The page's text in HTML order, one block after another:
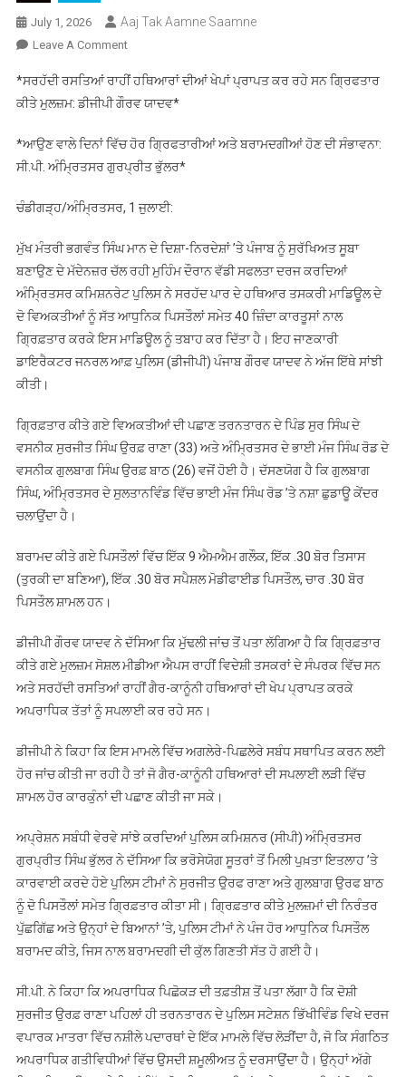
July 1, 2026 Aaj Tak Aamne Saamne
Leave A CommentOn
ਛੁਡਾਊ
ਕੇਂਦਰ
ਮਾਲਕ
ਸਮੇਤ
ਵਿਅਕਤੀ
ਆਧੁਨਿਕ
ਪਿਸਤੌਲਾਂ
ਨਾਲ
ਗ੍ਰਿਫਤਾਰ*
*ਸਰਹੱਦੀ ਰਸਤਿਆਂ ਰਾਹੀਂ ਹਥਿਆਰਾਂ ਦੀਆਂ ਖੇਪਾਂ ਪ੍ਰਾਪਤ ਕਰ ਰਹੇ ਸਨ ਗ੍ਰਿਫਤਾਰ
ਕੀਤੇ ਮੁਲਜ਼ਮ: ਡੀਜੀਪੀ ਗੌਰਵ ਯਾਦਵ*
*ਆਉਣ ਵਾਲੇ ਦਿਨਾਂ ਵਿੱਚ ਹੋਰ ਗ੍ਰਿਫਤਾਰੀਆਂ ਅਤੇ ਬਰਾਮਦਗੀਆਂ ਹੋਣ ਦੀ ਸੰਭਾਵਨਾ:
ਸੀ.ਪੀ. ਅੰਮ੍ਰਿਤਸਰ ਗੁਰਪ੍ਰੀਤ ਭੁੱਲਰ*
ਚੰਡੀਗੜ੍ਹ/ਅੰਮ੍ਰਿਤਸਰ, 1 ਜੁਲਾਈ:
ਮੁੱਖ ਮੰਤਰੀ ਭਗਵੰਤ ਸਿੰਘ ਮਾਨ ਦੇ ਦਿਸ਼ਾ-ਨਿਰਦੇਸ਼ਾਂ ’ਤੇ ਪੰਜਾਬ ਨੂੰ ਸੁਰੱਖਿਅਤ ਸੂਬਾ
ਬਣਾਉਣ ਦੇ ਮੱਦੇਨਜ਼ਰ ਚੱਲ ਰਹੀ ਮੁਹਿੰਮ ਦੌਰਾਨ ਵੱਡੀ ਸਫਲਤਾ ਦਰਜ ਕਰਦਿਆਂ
ਅੰਮ੍ਰਿਤਸਰ ਕਮਿਸ਼ਨਰੇਟ ਪੁਲਿਸ ਨੇ ਸਰਹੱਦ ਪਾਰ ਦੇ ਹਥਿਆਰ ਤਸਕਰੀ ਮਾਡਿਊਲ ਦੇ
ਦੋ ਵਿਅਕਤੀਆਂ ਨੂੰ ਸੱਤ ਆਧੁਨਿਕ ਪਿਸਤੌਲਾਂ ਸਮੇਤ 40 ਜ਼ਿੰਦਾ ਕਾਰਤੂਸਾਂ ਨਾਲ
ਗ੍ਰਿਫ਼ਤਾਰ ਕਰਕੇ ਇਸ ਮਾਡਿਊਲ ਨੂੰ ਤਬਾਹ ਕਰ ਦਿੱਤਾ ਹੈ। ਇਹ ਜਾਣਕਾਰੀ
ਡਾਇਰੈਕਟਰ ਜਨਰਲ ਆਫ਼ ਪੁਲਿਸ (ਡੀਜੀਪੀ) ਪੰਜਾਬ ਗੌਰਵ ਯਾਦਵ ਨੇ ਅੱਜ ਇੱਥੇ ਸਾਂਝੀ
ਕੀਤੀ।
ਗ੍ਰਿਫ਼ਤਾਰ ਕੀਤੇ ਗਏ ਵਿਅਕਤੀਆਂ ਦੀ ਪਛਾਣ ਤਰਨਤਾਰਨ ਦੇ ਪਿੰਡ ਸੁਰ ਸਿੰਘ ਦੇ
ਵਸਨੀਕ ਸੁਰਜੀਤ ਸਿੰਘ ਉਰਫ਼ ਰਾਣਾ (33) ਅਤੇ ਅੰਮ੍ਰਿਤਸਰ ਦੇ ਭਾਈ ਮੰਜ ਸਿੰਘ ਰੋਡ ਦੇ
ਵਸਨੀਕ ਗੁਲਬਾਗ ਸਿੰਘ ਉਰਫ਼ ਬਾਠ (26) ਵਜੋਂ ਹੋਈ ਹੈ। ਦੱਸਣਯੋਗ ਹੈ ਕਿ ਗੁਲਬਾਗ
ਸਿੰਘ, ਅੰਮ੍ਰਿਤਸਰ ਦੇ ਸੁਲਤਾਨਵਿੰਡ ਵਿੱਚ ਭਾਈ ਮੰਜ ਸਿੰਘ ਰੋਡ ’ਤੇ ਨਸ਼ਾ ਛੁਡਾਊ ਕੇਂਦਰ
ਚਲਾਉਂਦਾ ਹੈ।
ਬਰਾਮਦ ਕੀਤੇ ਗਏ ਪਿਸਤੌਲਾਂ ਵਿੱਚ ਇੱਕ 9 ਐਮਐਮ ਗਲੌਕ, ਇੱਕ .30 ਬੋਰ ਤਿਸਾਸ
(ਤੁਰਕੀ ਦਾ ਬਣਿਆ), ਇੱਕ .30 ਬੋਰ ਸਪੈਸ਼ਲ ਮੋਡੀਫਾਈਡ ਪਿਸਤੌਲ, ਚਾਰ .30 ਬੋਰ
ਪਿਸਤੌਲ ਸ਼ਾਮਲ ਹਨ।
ਡੀਜੀਪੀ ਗੌਰਵ ਯਾਦਵ ਨੇ ਦੱਸਿਆ ਕਿ ਮੁੱਢਲੀ ਜਾਂਚ ਤੋਂ ਪਤਾ ਲੱਗਿਆ ਹੈ ਕਿ ਗ੍ਰਿਫ਼ਤਾਰ
ਕੀਤੇ ਗਏ ਮੁਲਜ਼ਮ ਸੋਸ਼ਲ ਮੀਡੀਆ ਐਪਸ ਰਾਹੀਂ ਵਿਦੇਸ਼ੀ ਤਸਕਰਾਂ ਦੇ ਸੰਪਰਕ ਵਿੱਚ ਸਨ
ਅਤੇ ਸਰਹੱਦੀ ਰਸਤਿਆਂ ਰਾਹੀਂ ਗੈਰ-ਕਾਨੂੰਨੀ ਹਥਿਆਰਾਂ ਦੀ ਖੇਪ ਪ੍ਰਾਪਤ ਕਰਕੇ
ਅਪਰਾਧਿਕ ਤੱਤਾਂ ਨੂੰ ਸਪਲਾਈ ਕਰ ਰਹੇ ਸਨ।
ਡੀਜੀਪੀ ਨੇ ਕਿਹਾ ਕਿ ਇਸ ਮਾਮਲੇ ਵਿੱਚ ਅਗਲੇਰੇ-ਪਿਛਲੇਰੇ ਸਬੰਧ ਸਥਾਪਿਤ ਕਰਨ ਲਈ
ਹੋਰ ਜਾਂਚ ਕੀਤੀ ਜਾ ਰਹੀ ਹੈ ਤਾਂ ਜੋ ਗੈਰ-ਕਾਨੂੰਨੀ ਹਥਿਆਰਾਂ ਦੀ ਸਪਲਾਈ ਲੜੀ ਵਿੱਚ
ਸ਼ਾਮਲ ਹੋਰ ਕਾਰਕੁੰਨਾਂ ਦੀ ਪਛਾਣ ਕੀਤੀ ਜਾ ਸਕੇ।
ਅਪ੍ਰੇਸ਼ਨ ਸਬੰਧੀ ਵੇਰਵੇ ਸਾਂਝੇ ਕਰਦਿਆਂ ਪੁਲਿਸ ਕਮਿਸ਼ਨਰ (ਸੀਪੀ) ਅੰਮ੍ਰਿਤਸਰ
ਗੁਰਪ੍ਰੀਤ ਸਿੰਘ ਭੁੱਲਰ ਨੇ ਦੱਸਿਆ ਕਿ ਭਰੋਸੇਯੋਗ ਸੂਤਰਾਂ ਤੋਂ ਮਿਲੀ ਪੁਖ਼ਤਾ ਇਤਲਾਹ ’ਤੇ
ਕਾਰਵਾਈ ਕਰਦੇ ਹੋਏ ਪੁਲਿਸ ਟੀਮਾਂ ਨੇ ਸੁਰਜੀਤ ਉਰਫ ਰਾਣਾ ਅਤੇ ਗੁਲਬਾਗ ਉਰਫ ਬਾਠ
ਨੂੰ ਦੋ ਪਿਸਤੌਲਾਂ ਸਮੇਤ ਗ੍ਰਿਫ਼ਤਾਰ ਕੀਤਾ ਸੀ। ਗ੍ਰਿਫ਼ਤਾਰ ਕੀਤੇ ਮੁਲਜ਼ਮਾਂ ਦੀ ਨਿਰੰਤਰ
ਪੁੱਛਗਿੱਛ ਅਤੇ ਉਨ੍ਹਾਂ ਦੇ ਬਿਆਨਾਂ ’ਤੇ, ਪੁਲਿਸ ਟੀਮਾਂ ਨੇ ਪੰਜ ਹੋਰ ਆਧੁਨਿਕ ਪਿਸਤੌਲ
ਬਰਾਮਦ ਕੀਤੇ, ਜਿਸ ਨਾਲ ਬਰਾਮਦਗੀ ਦੀ ਕੁੱਲ ਗਿਣਤੀ ਸੱਤ ਹੋ ਗਈ ਹੈ।
ਸੀ.ਪੀ. ਨੇ ਕਿਹਾ ਕਿ ਅਪਰਾਧਿਕ ਪਿਛੋਕੜ ਦੀ ਤਫ਼ਤੀਸ਼ ਤੋਂ ਪਤਾ ਲੱਗਾ ਹੈ ਕਿ ਦੋਸ਼ੀ
ਸੁਰਜੀਤ ਉਰਫ਼ ਰਾਣਾ ਪਹਿਲਾਂ ਹੀ ਤਰਨਤਾਰਨ ਦੇ ਪੁਲਿਸ ਸਟੇਸ਼ਨ ਭਿੱਖੀਵਿੰਡ ਵਿਖੇ ਦਰਜ
ਵਪਾਰਕ ਮਾਤਰਾ ਵਿੱਚ ਨਸ਼ੀਲੇ ਪਦਾਰਥਾਂ ਦੇ ਇੱਕ ਮਾਮਲੇ ਵਿੱਚ ਲੋੜੀਂਦਾ ਹੈ, ਜੋ ਕਿ ਸੰਗਠਿਤ
ਅਪਰਾਧਿਕ ਗਤੀਵਿਧੀਆਂ ਵਿੱਚ ਉਸਦੀ ਸ਼ਮੂਲੀਅਤ ਨੂੰ ਦਰਸਾਉਂਦਾ ਹੈ। ਉਨ੍ਹਾਂ ਅੱਗੇ